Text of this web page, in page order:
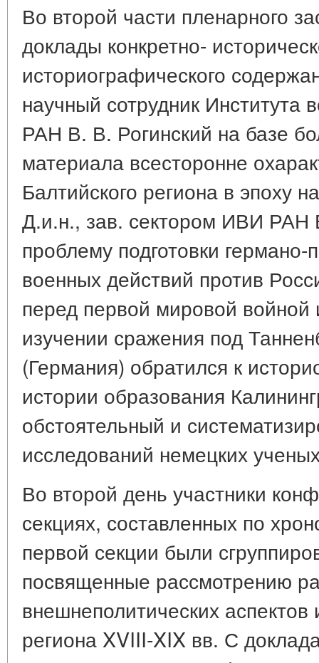
Во второй части пленарного
доклады конкретно-
историографического
научный сотрудник
РАН В. В. Рогинский на базе
материала всесторонне
Балтийского региона в эпоху
Д.и.н., зав. сектором ИВИ РАН
проблему подготовки
военных действий против
перед первой мировой
изучении сражения под
(Германия) обратился к
истории образования
обстоятельный и
исследований немецких
Во второй день участники
секциях, составленных по
первой секции были
посвященные рассмотрению
внешнеполитических аспектов
региона XVIII-XIX вв. С